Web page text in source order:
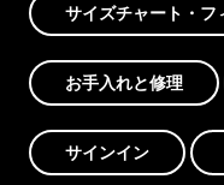
サイズチャート・フ
お手入れと修理
サインイン